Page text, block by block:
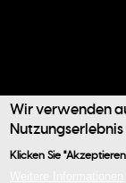
Wir verwenden
Klicken Sie